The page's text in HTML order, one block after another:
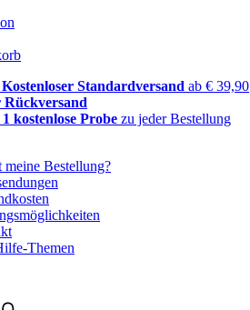
Standardversand ab € 39,90
Rückversand
kostenlose Probe zu jeder Bestellung
meine Bestellung?
Themen